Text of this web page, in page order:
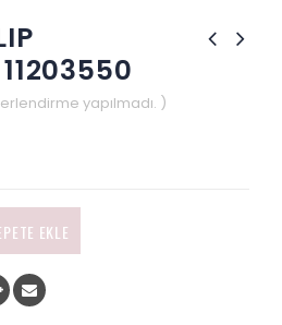
yapılmadı. )
EKLE